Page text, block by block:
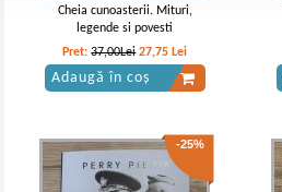
Cheia cunoasterii. Mituri,
legende si povesti
Pret:37,00Lei 27,75 Lei
Adaugă în coș
-25%